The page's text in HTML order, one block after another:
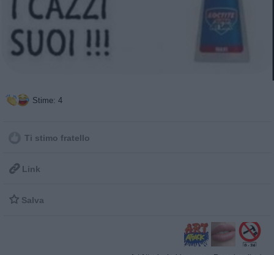
Stime: 4
Ti stimo fratello
 Link
 Salva